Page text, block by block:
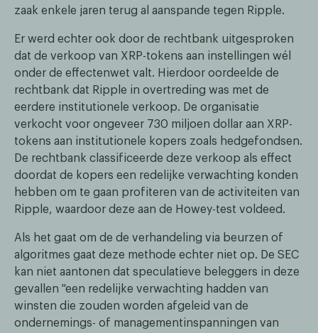
zaak enkele jaren terug al aanspande tegen Ripple.
Er werd echter ook door de rechtbank uitgesproken
dat de verkoop van XRP-tokens aan instellingen wél
onder de effectenwet valt. Hierdoor oordeelde de
rechtbank dat Ripple in overtreding was met de
eerdere institutionele verkoop. De organisatie
verkocht voor ongeveer 730 miljoen dollar aan XRP-
tokens aan institutionele kopers zoals hedgefondsen.
De rechtbank classificeerde deze verkoop als effect
doordat de kopers een redelijke verwachting konden
hebben om te gaan profiteren van de activiteiten van
Ripple, waardoor deze aan de Howey-test voldeed.
Als het gaat om de de verhandeling via beurzen of
algoritmes gaat deze methode echter niet op. De SEC
kan niet aantonen dat speculatieve beleggers in deze
gevallen "een redelijke verwachting hadden van
winsten die zouden worden afgeleid van de
ondernemings- of managementinspanningen van